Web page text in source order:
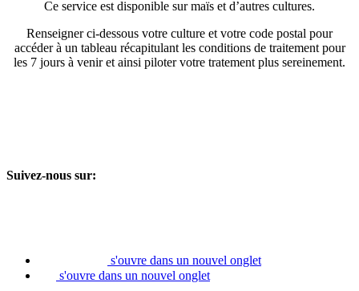
Ce service est disponible sur maïs et d’autres cultures.
Renseigner ci-dessous votre culture et votre code postal pour
accéder à un tableau récapitulant les conditions de traitement pour
les 7 jours à venir et ainsi piloter votre tratement plus sereinement.
Suivez-nous sur:
s'ouvre dans un nouvel onglet
s'ouvre dans un nouvel onglet